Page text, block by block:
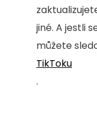
jiné. A jestli
můžete
TikToku
.